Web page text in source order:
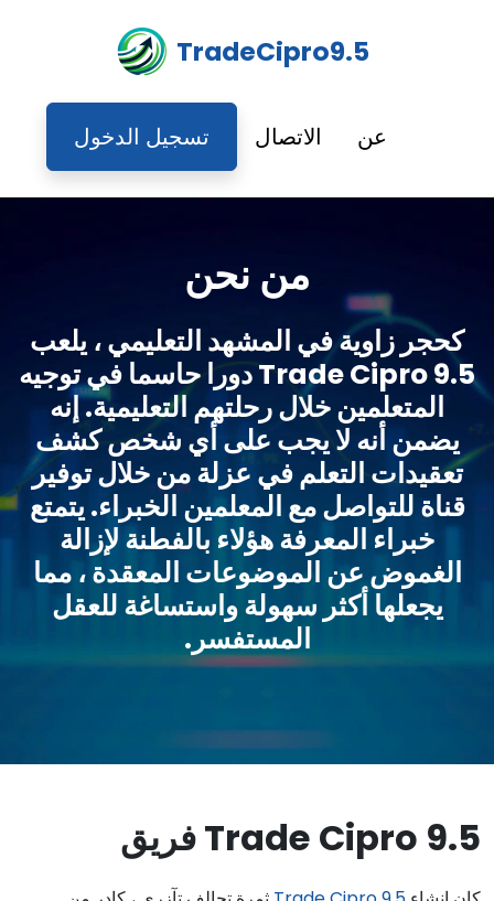
TradeCipro9.5
عن الاتصال تسجيل الدخول
من نحن
كحجر زاوية في المشهد التعليمي ، يلعب
Trade Cipro 9.5 دورا حاسما في توجيه
المتعلمين خلال رحلتهم التعليمية. إنه
يضمن أنه لا يجب على أي شخص كشف
تعقيدات التعلم في عزلة من خلال توفير
قناة للتواصل مع المعلمين الخبراء. يتمتع
خبراء المعرفة هؤلاء بالفطنة لإزالة
الغموض عن الموضوعات المعقدة ، مما
يجعلها أكثر سهولة واستساغة للعقل
المستفسر.
Trade Cipro 9.5 فريق